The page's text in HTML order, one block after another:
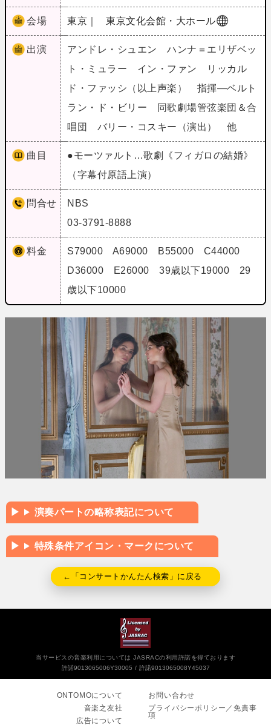
会場 東京｜ 東京文化会館・大ホール
出演
アンドレ・シュエン ハンナ＝エリザベッ
ト・ミュラー イン・ファン リッカル
ド・ファッシ（以上声楽） 指揮―ベルト
ラン・ド・ビリー 同歌劇場管弦楽団＆合
唱団 バリー・コスキー（演出） 他
曲目
●モーツァルト…歌劇《フィガロの結婚》
（字幕付原語上演）
問合せ
NBS
03-3791-8888
料金
S79000 A69000 B55000 C44000
D36000 E26000 39歳以下19000 29
歳以下10000
演奏パートの略称表記について
特殊条件アイコン・マークについて
←「コンサートかんたん検索」に戻る
当サービスの音楽利用については JASRACの利用許諾を得ております
許諾9013065006Y30005
許諾9013065008Y45037
ONTOMOについて
音楽之友社
広告について
お問い合わせ
プライバシーポリシー／免責事
項